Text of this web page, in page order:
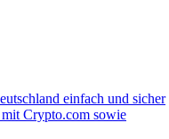
einfach und sicher
Crypto.com sowie